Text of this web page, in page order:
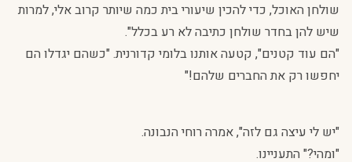
שולחן האוכל, כדי להכין שיעורי בית כמה שיותר קרוב אלי, למרות
שיש להן בחדר שולחן כתיבה לא רע בכלל".
"הם עוד קטנים", קטעה אותנו בלומי קדורנית. "כשהם יגדלו הם
יחפשו רק את החברים שלהם!"
"יש לי עיצה גם לזה", אמרה רוחי הנבונה.
"ומהי?" התעניינו.